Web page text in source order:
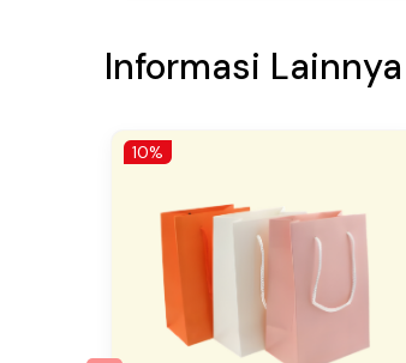
Informasi Lainnya
10%